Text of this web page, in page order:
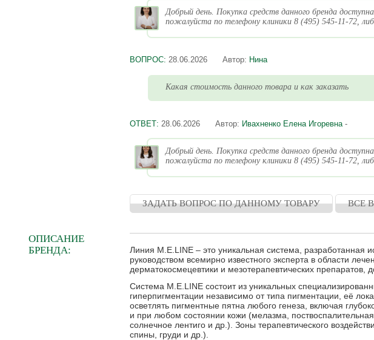
Добрый день. Покупка средств данного бренда
пожалуйста по телефону клиники 8 (495) 545-11-72,
ВОПРОС: 28.06.2026 Автор: Нина
Какая стоимость данного товара и как заказать
ОТВЕТ: 28.06.2026 Автор: Ивахненко Елена Игоревна-
Добрый день. Покупка средств данного бренда
пожалуйста по телефону клиники 8 (495) 545-11-72,
ЗАДАТЬ ВОПРОС ПО ДАННОМУ ТОВАРУ ВСЕ
ОПИСАНИЕ
БРЕНДА:
Линия M.E.LINE – это уникальная система, разработанная
руководством всемирно известного эксперта в области
дерматокосмецевтики и мезотерапевтических
Система M.E.LINE состоит из уникальных
гиперпигментации независимо от типа пигментации, её
осветлять пигментные пятна любого генеза, включая
и при любом состоянии кожи (мелазма,
солнечное лентиго и др.). Зоны терапевтического
спины, груди и др.).